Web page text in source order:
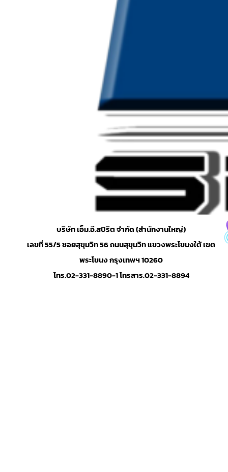
บริษัท เอ็ม.อี.สปิริต จำกัด (สำนักงานใหญ่)
เลขที่ 55/5 ซอยสุขุมวิท 56 ถนนสุขุมวิท แขวงพระโขนงใต้ เขต
พระโขนง กรุงเทพฯ 10260
โทร.02-331-8890-1 โทรสาร.02-331-8894